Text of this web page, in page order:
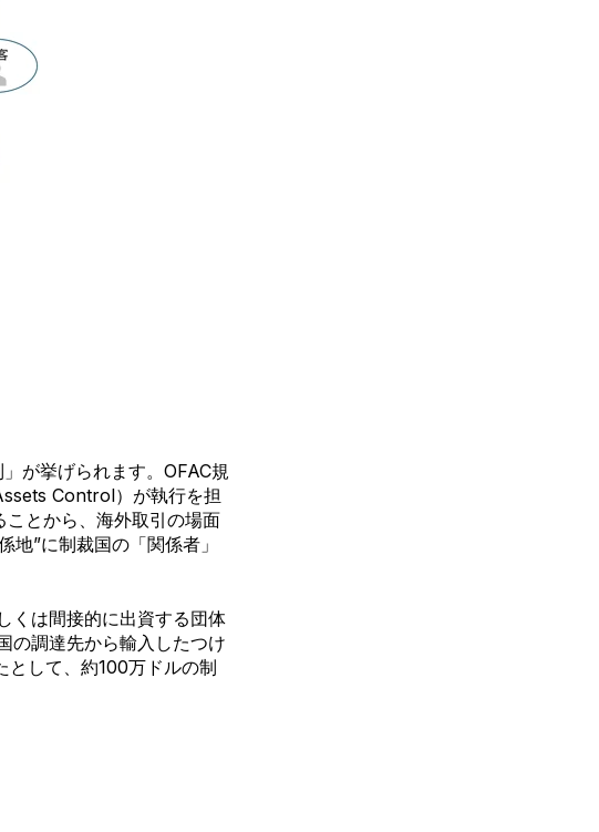
」が挙げられます。 OFAC規
Control）が執行を担
とから、海外取引の場面
地”に制裁国の「関係者」
くは間接的に出資する団体
の調達先から輸入したつけ
として、約100万ドルの制